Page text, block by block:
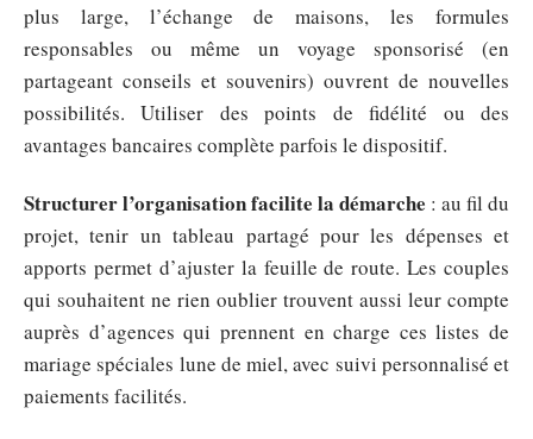
plus large, l’échange de maisons, les formules
responsables ou même un voyage sponsorisé (en
partageant conseils et souvenirs) ouvrent de nouvelles
possibilités. Utiliser des points de fidélité ou des
avantages bancaires complète parfois le dispositif.
Structurer l’organisation facilite la démarche : au fil du
projet, tenir un tableau partagé pour les dépenses et
apports permet d’ajuster la feuille de route. Les couples
qui souhaitent ne rien oublier trouvent aussi leur compte
auprès d’agences qui prennent en charge ces listes de
mariage spéciales lune de miel, avec suivi personnalisé et
paiements facilités.